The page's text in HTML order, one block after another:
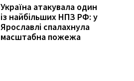
Україна атакувала один
із найбільших НПЗ РФ: у
Ярославлі спалахнула
масштабна пожежа